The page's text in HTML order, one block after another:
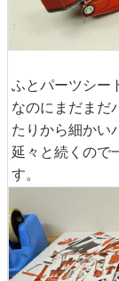
ふとパーツシー
なのにまだまだ
たりから細かい
延々と続くので
す。